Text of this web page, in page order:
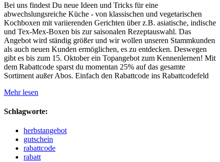
Bei uns findest Du neue Ideen und Tricks für eine
abwechslungsreiche Küche - von klassischen und vegetarischen
Kochboxen mit variierenden Gerichten über z.B. asiatische, indische
und Tex-Mex-Boxen bis zur saisonalen Rezeptauswahl. Das
Angebot wird ständig größer und wir wollen unseren Stammkunden
als auch neuen Kunden ermöglichen, es zu entdecken. Deswegen
gibt es bis zum 15. Oktober ein Topangebot zum Kennenlernen! Mit
dem Rabattcode sparst du momentan 25% auf das gesamte
Sortiment außer Abos. Einfach den Rabattcode ins Rabattcodefeld
Mehr lesen
Schlagworte:
herbstangebot
gutschein
rabattcode
rabatt